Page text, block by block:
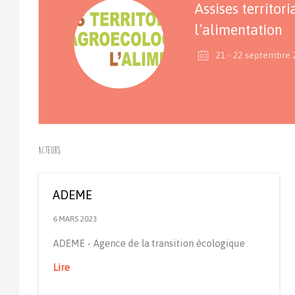
Assises
l’alimentation
21 - 22 septembre
Acteurs
ADEME
6 MARS 2023
ADEME - Agence de la transition écologique
Lire